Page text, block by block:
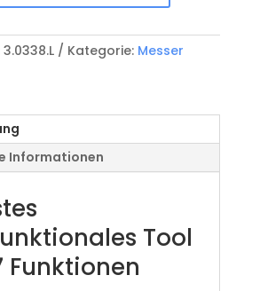
3.0338.L Kategorie: Messer
Informationen
Tool
Funktionen